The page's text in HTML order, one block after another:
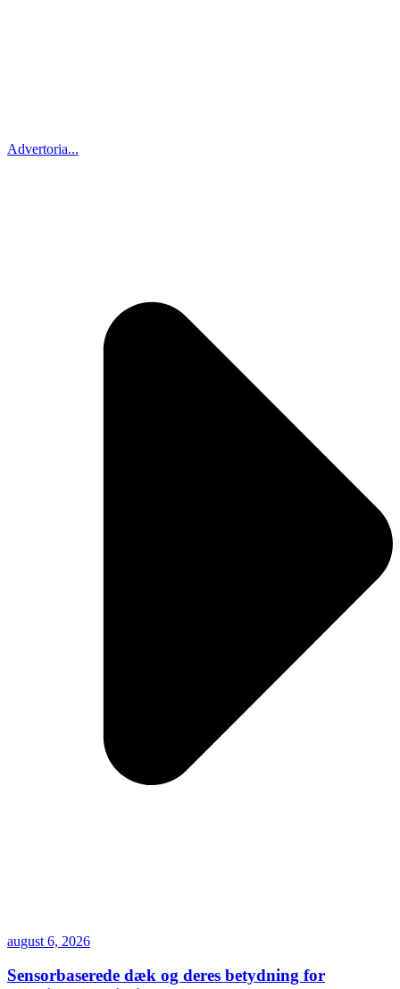
Advertoria...
august 6, 2026
Sensorbaserede dæk og deres betydning for